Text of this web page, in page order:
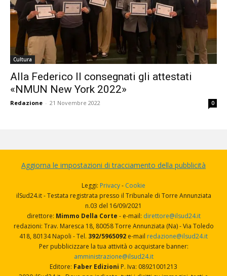
Cultura
Alla Federico II consegnati gli attestati
«NMUN New York 2022»
Redazione - 21 Novembre 2022 0
Aggiorna le impostazioni di tracciamento della pubblicità
Leggi: Privacy- Cookie
ilSud24.it - Testata registrata presso il Tribunale di Torre Annunziata
n.03 del 16/09/2021
direttore: Mimmo Della Corte - e-mail: direttore@ilsud24.it
redazioni: Trav. Maresca 18, 80058 Torre Annunziata (Na) - Via Toledo
418, 80134 Napoli - Tel. 392/5965092 e-mail redazione@ilsud24.it
Per pubblicizzare la tua attività o acquistare banner:
amministrazione@ilsud24.it
Editore: Faber Edizioni P. Iva: 08921001213